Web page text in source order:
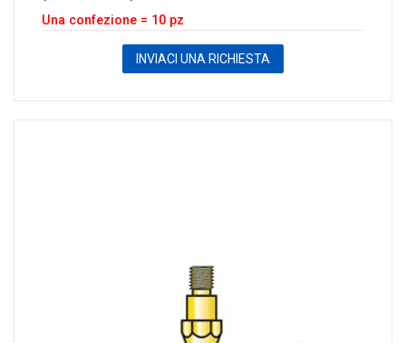
Una confezione = 10 pz
INVIACI UNA RICHIESTA